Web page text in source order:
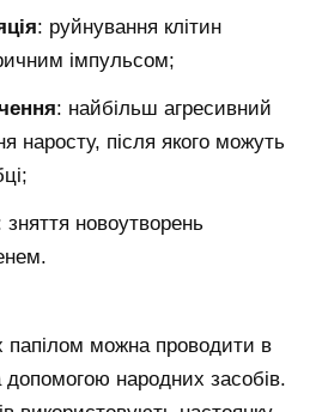
: руйнування клітин
імпульсом;
: найбільш агресивний
наросту, після якого можуть
зняття новоутворень
папілом можна проводити в
народних засобів.